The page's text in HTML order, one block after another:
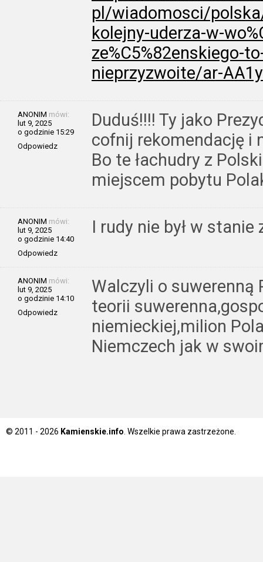
pl/wiadomosci/
kolejny-uderza-w-
ze%C5%82enskiego-
nieprzyzwoite/ar-
ANONIM mówi:
lut 9, 2025
o godzinie 15:29
Odpowiedz
Duduś!!!! Ty jako
cofnij rekomendację i
Bo te łachudry z
miejscem pobytu
ANONIM mówi:
lut 9, 2025
o godzinie 14:40
Odpowiedz
I rudy nie był w stanie
ANONIM mówi:
lut 9, 2025
o godzinie 14:10
Odpowiedz
Walczyli o suwerenną
teorii
niemieckiej,milion
Niemczech jak w
© 2011 - 2026 Kamienskie.info . Wszelkie prawa zastrzeżone.